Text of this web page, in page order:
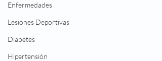
Enfermedades
Lesiones Deportivas
Diabetes
Hipertensión